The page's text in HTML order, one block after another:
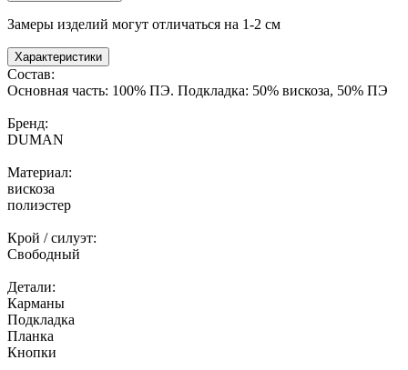
Замеры изделий могут отличаться на 1-2 см
Характеристики
Состав:
Основная часть: 100% ПЭ. Подкладка: 50% вискоза, 50% ПЭ
Бренд:
DUMAN
Материал:
вискоза
полиэстер
Крой / силуэт:
Свободный
Детали:
Карманы
Подкладка
Планка
Кнопки